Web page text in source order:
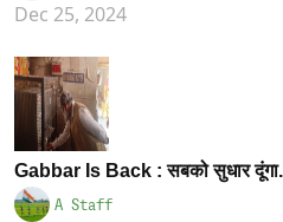
Dec 25, 2024
Gabbar Is Back : सबको सुधार
A Staff